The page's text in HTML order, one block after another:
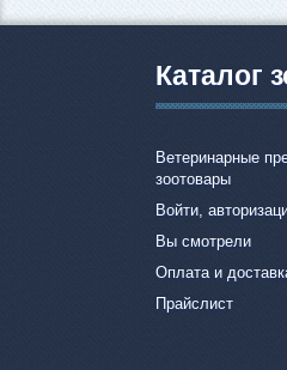
Каталог
Ветеринарные
зоотовары
Войти,
Вы смотрели
Оплата и
Прайслист